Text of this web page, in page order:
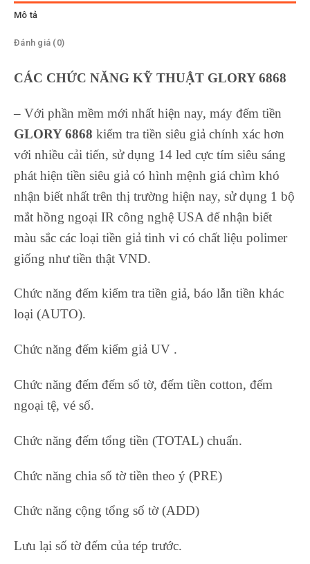
Mô tả
Đánh giá (0)
CÁC CHỨC NĂNG KỸ THUẬT GLORY 6868
– Với phần mềm mới nhất hiện nay, máy đếm tiền
GLORY 6868 kiểm tra tiền siêu giả chính xác hơn
với nhiều cải tiến, sử dụng 14 led cực tím siêu sáng
phát hiện tiền siêu giả có hình mệnh giá chìm khó
nhận biết nhất trên thị trường hiện nay, sử dụng 1 bộ
mắt hồng ngoại IR công nghệ USA để nhận biết
màu sắc các loại tiền giả tinh vi có chất liệu polimer
giống như tiền thật VND.
Chức năng đếm kiểm tra tiền giả, báo lẫn tiền khác
loại (AUTO).
Chức năng đếm kiểm giả UV .
Chức năng đếm đếm số tờ, đếm tiền cotton, đếm
ngoại tệ, vé số.
Chức năng đếm tổng tiền (TOTAL) chuẩn.
Chức năng chia số tờ tiền theo ý (PRE)
Chức năng cộng tổng số tờ (ADD)
Lưu lại số tờ đếm của tép trước.